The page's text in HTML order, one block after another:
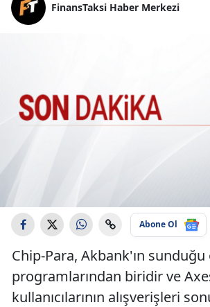
FinansTaksi Haber Merkezi
Abone Ol
Chip-Para, Akbank'ın sunduğu
programlarından biridir ve
kullanıcılarının alışverişleri